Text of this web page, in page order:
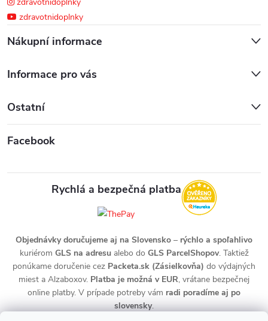
i
s
u
zdravotnidoplnky
Nákupní informace
Informace pro vás
Ostatní
Facebook
Rychlá a bezpečná platba
Objednávky doručujeme aj na Slovensko – rýchlo a spoľahlivo
kuriérom GLS na adresualebo do GLS ParcelShopov. Taktiež
ponúkame doručenie cez Packeta.sk (Zásielkovňa) do výdajných
miest a Alzaboxov. Platba je možná v EUR, vrátane bezpečnej
online platby. V prípade potreby vám radi poradíme aj po
slovensky.